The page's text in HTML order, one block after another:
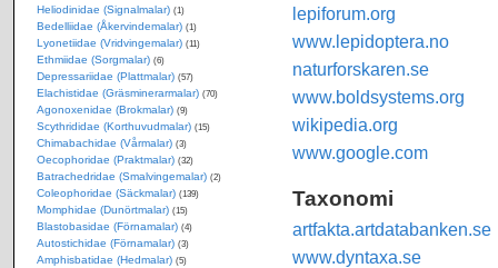
lepiforum.org
www.lepidoptera.no
naturforskaren.se
www.boldsystems.org
wikipedia.org
www.google.com
Taxonomi
artfakta.artdatabanken.se
www.dyntaxa.se
Heliodinidae (Signalmalar) (1)
Bedelliidae (Åkervindemalar) (1)
Lyonetiidae (Vridvingemalar) (11)
Ethmiidae (Sorgmalar) (6)
Depressariidae (Plattmalar) (57)
Elachistidae (Gräsminerarmalar) (70)
Agonoxenidae (Brokmalar) (9)
Scythrididae (Korthuvudmalar) (15)
Chimabachidae (Vårmalar) (3)
Oecophoridae (Praktmalar) (32)
Batrachedridae (Smalvingemalar) (2)
Coleophoridae (Säckmalar) (139)
Momphidae (Dunörtmalar) (15)
Blastobasidae (Förnamalar) (4)
Autostichidae (Förnamalar) (3)
Amphisbatidae (Hedmalar) (5)